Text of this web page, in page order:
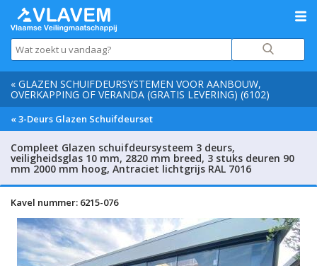
« GLAZEN SCHUIFDEURSYSTEMEN VOOR AANBOUW,
OVERKAPPING OF VERANDA (GRATIS LEVERING) (6102)
« 3-Deurs Glazen Schuifdeurset
Compleet Glazen schuifdeursysteem 3 deurs,
veiligheidsglas 10 mm, 2820 mm breed, 3 stuks deuren 90
mm 2000 mm hoog, Antraciet lichtgrijs RAL 7016
Kavel nummer: 6215-076